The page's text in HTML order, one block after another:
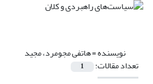
نویسنده =هاتفی مجومرد، مجید
تعداد مقالات: 1